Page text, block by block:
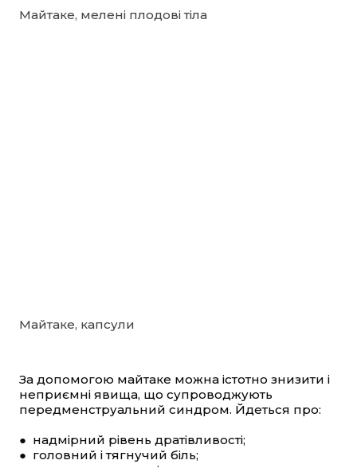
Майтаке, мелені плодові тіла
Майтаке, капсули
За допомогою майтаке можна істотно знизити і
неприємні явища, що супроводжують
передменструальний синдром. Йдеться про:
● надмірний рівень дратівливості;
● головний і тягнучий біль;